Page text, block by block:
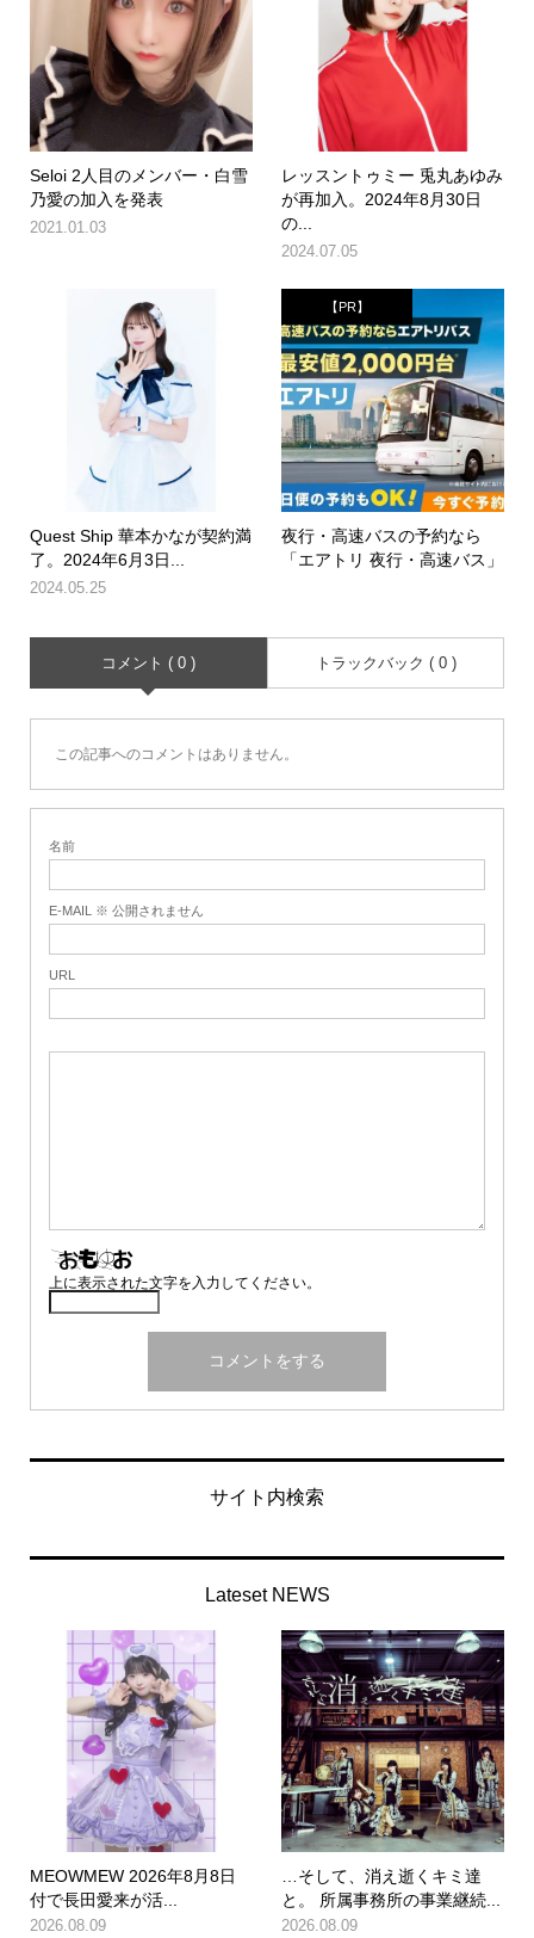
Seloi 2人目のメンバー・白雪
乃愛の加入を発表
2021.01.03
レッスントゥミー 兎丸あゆみ
が再加入。2024年8月30日
の...
2024.07.05
Quest Ship 華本かなが契約満
了。2024年6月3日...
2024.05.25
【PR】
夜行・高速バスの予約なら
「エアトリ 夜行・高速バス」
コメント ( 0 ) トラックバック ( 0 )
この記事へのコメントはありません。
名前
E-MAIL ※ 公開されません
URL
上に表示された文字を入力してください。
サイト内検索
Lateset NEWS
MEOWMEW 2026年8月8日
付で長田愛来が活...
2026.08.09
…そして、消え逝くキミ達
と。 所属事務所の事業継続...
2026.08.09